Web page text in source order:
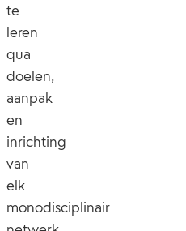
te
leren
qua
doelen,
aanpak
en
inrichting
van
elk
monodisciplinair